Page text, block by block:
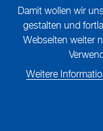
Damit wollen wir
gestalten und
Webseiten weiter
Weitere